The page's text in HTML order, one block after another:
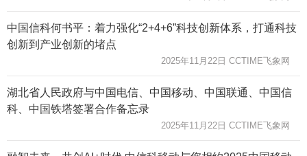
中国信科何书平：着力强化“2+4+6”科技创新体系，打通科技
创新到产业创新的堵点
2025年11月22日 CCTIME飞象网
湖北省人民政府与中国电信、中国移动、中国联通、中国信
科、中国铁塔签署合作备忘录
2025年11月22日 CCTIME飞象网